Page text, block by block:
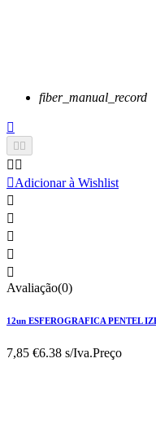
fiber_manual_record


 
Adicionar à Wishlist





Avaliação(0)
12un ESFEROGRAFICA PENTEL
7,85 €6.38 s/Iva.Preço